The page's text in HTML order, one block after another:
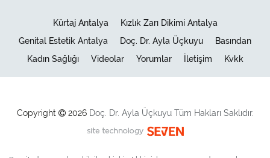
Kürtaj Antalya
Kızlık Zarı Dikimi Antalya
Genital Estetik Antalya
Doç. Dr. Ayla Üçkuyu
Basından
Kadın Sağlığı
Videolar Yorumlar İletişim Kvkk
Copyright 2026Doç. Dr. Ayla Üçkuyu Tüm Hakları Saklıdır.